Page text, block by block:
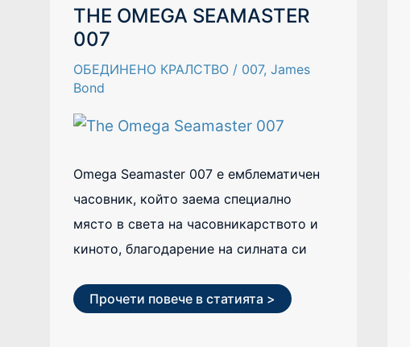
THE OMEGA SEAMASTER
007
ОБЕДИНЕНО КРАЛСТВО/ 007, James
Bond
Omega Seamaster 007 е емблематичен
часовник, който заема специално
място в света на часовникарството и
киното, благодарение на силната си
THE
OMEGA
SEAMASTER
007
Прочети повече в статията >